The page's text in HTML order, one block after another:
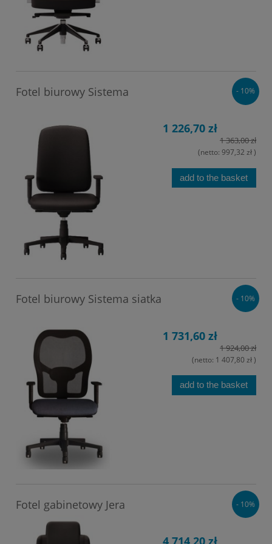
Fotel biurowy Sistema
1 226,70 zł
1 363,00 zł
(netto: 997,32 zł)
add to the basket
- 10%
Fotel biurowy Sistema siatka
1 731,60 zł
1 924,00 zł
(netto: 1 407,80 zł)
add to the basket
- 10%
Fotel gabinetowy Jera - 10%